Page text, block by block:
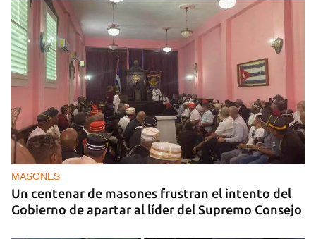
MASONES
Un centenar de masones frustran el intento del
Gobierno de apartar al líder del Supremo Consejo